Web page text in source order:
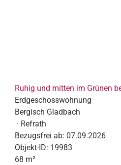
Ruhig und mitten im Grünen
Erdgeschosswohnung
Bergisch Gladbach
· Refrath
Bezugsfrei ab: 07.09.2026
Objekt-ID: 19983
68 m²